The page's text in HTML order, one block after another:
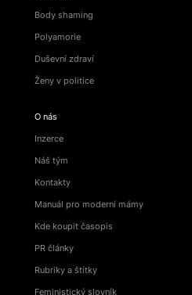
Body shaming
Polyamorie
Duševní zdraví
Ženy v politice
O nás
Inzerce
Náš tým
Kontakty
Manuál pro moderní mámy
Kde koupit časopis
PR články
Rubriky a štítky
Feministický slovník